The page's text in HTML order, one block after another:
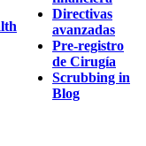
Directivas
avanzadas
Pre-registro
de Cirugía
Scrubbing in
Blog